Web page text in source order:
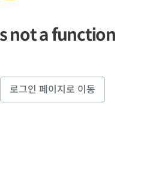
not a function
로그인 페이지로 이동